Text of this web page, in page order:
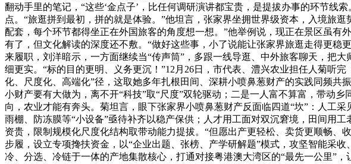
翻动手里的笔记，“这些‘金点子’，比任何调研演讲都宝贵，是提拔办事的环节线
点。“旅逛拼到最初，拼的就是体验。”他坦言，张家界坐拥世界级资本，入境旅
配套，每个环节都得坐正在外国旅客的角度想一想。”他举例说，现正在景区虽
有了，但文化解读的深度还不敷。“做好这些事，小了说能让张家界旅逛走得更稳
来履职，刘洋暗示，一方面继续当“传声筒”，多跟一线导逛、中外旅客聊天，把
细更实。“标的目的更明、义务更沉！”12月26日，市代表、澧兴农业担任人菊听
化、尺度化、高端化”径，这取她多年扎根田间、深耕小喷鼻葱财产的实践同频
小财产要有大做为，离不开“科技”取“尺度”双轮驱动；二是一人富不算富，带动
向，农业才能有奔头。菊坦言，眼下张家界小喷鼻葱财产反面临四道“坎”：人工
雨棚、防冻膜等“小设备”亟待补齐以稳产保供；人才用工面对双沉窘境，田间用
资贵，限制规模化尺度化结构取带动能力提拔。“但愿出产更轻松、卖货更顺畅
步履，设立专项搀扶资金，以“企业出题、张榜、产学研解题”模式，攻坚智能采
冷、分选、冷链于一体的产地集散核心，打通对接粤港澳大湾区的“最先一公里”